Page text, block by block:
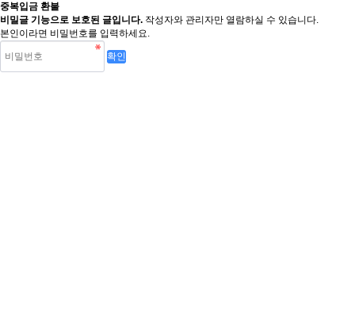
중복입금 환불
비밀글 기능으로 보호된 글입니다. 작성자와 관리자만 열람하실 수 있습니다.
본인이라면 비밀번호를 입력하세요.